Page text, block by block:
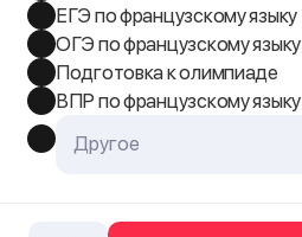
ЕГЭ по французскому языку
ОГЭ по французскому языку
Подготовка к олимпиаде
ВПР по французскому языку